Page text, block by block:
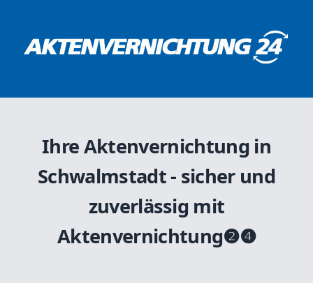
Ihre Aktenvernichtung in
Schwalmstadt - sicher und
zuverlässig mit
Aktenvernichtung❷❹